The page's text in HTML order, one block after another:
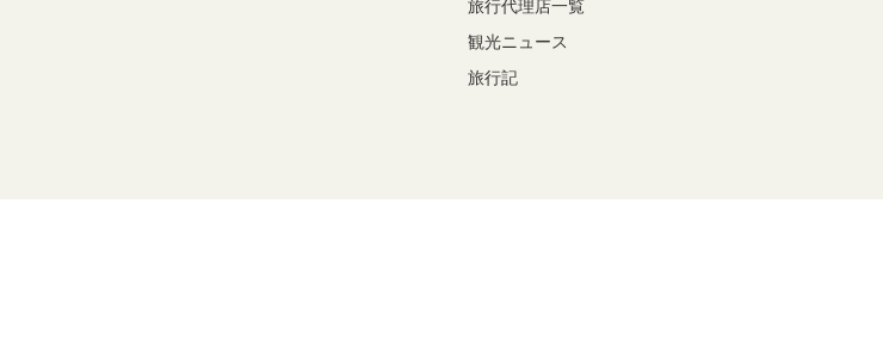
旅行代理店一覧
観光ニュース
旅行記